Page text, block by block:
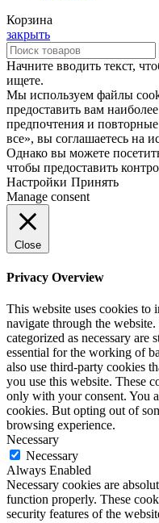
Корзина
закрыть
Начните вводить текст,
ищете.
Мы используем файлы
предоставить вам
предпочтения и
все», вы соглашаетесь на
Однако вы можете
чтобы предоставить
Настройки Принять
Manage consent
Close
Privacy Overview
This website uses cookies to
navigate through the
categorized as necessary are
essential for the working of
also use third-party cookies
you use this website. These
only with your consent. You
cookies. But opting out of
browsing experience.
Necessary
Necessary
Always Enabled
Necessary cookies are
function properly. These
security features of the